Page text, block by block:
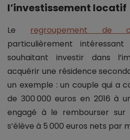
l’investissement locatif
Le regroupement de
particulièrement
souhaitant investir dans
acquérir une résidence
un exemple : un couple qui a
de 300 000 euros en 2016 à
engagé à le rembourser sur
s’élève à 5 000 euros nets par